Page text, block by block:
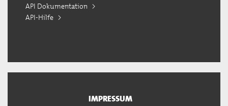
API Dokumentation
API-Hilfe
IMPRESSUM